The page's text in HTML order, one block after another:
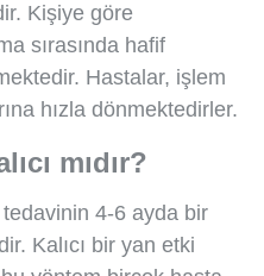
Kişiye göre
sırasında hafif
Hastalar, işlem
hızla dönmektedirler.
mıdır?
4-6 ayda bir
Kalıcı bir yan etki